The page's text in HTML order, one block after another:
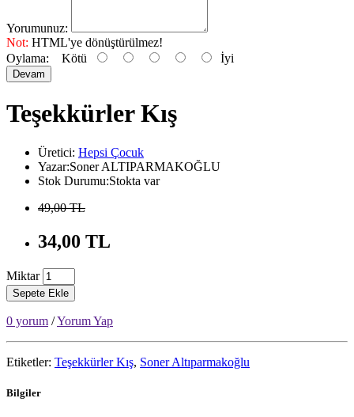
Yorumunuz:
Not: HTML'ye dönüştürülmez!
Oylama: Kötü İyi
Devam
Teşekkürler Kış
Üretici: Hepsi Çocuk
Yazar:Soner ALTIPARMAKOĞLU
Stok Durumu:Stokta var
49,00 TL
34,00 TL
Miktar
Sepete Ekle
0 yorum /Yorum Yap
Etiketler: Teşekkürler Kış, Soner Altıparmakoğlu
Bilgiler